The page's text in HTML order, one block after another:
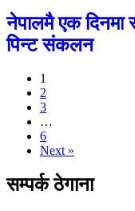
नेपालमै एक दिनमा
पिन्ट संकलन
1
2
3
…
6
Next »
सम्पर्क ठेगाना